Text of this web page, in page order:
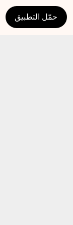
حمّل التطبيق